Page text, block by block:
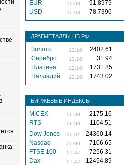
EUR
10.03 91.8979
USD
10.03 78.7396
ДРАГМЕТАЛЛЫ ЦБ РФ
Золото 12.10 2402.61
Серебро
12.10 31.94
Платина
12.10 1731.85
Палладий
12.10 1743.02
БИРЖЕВЫЕ ИНДЕКСЫ
MICEX 06:00 2175.16
RTS
06:00 1104.51
Dow Jones
20:01 24360.14
Nasdaq
20:00 7106.65
FTSE 100
07:47 7256.31
Dax
07:47 12454.89